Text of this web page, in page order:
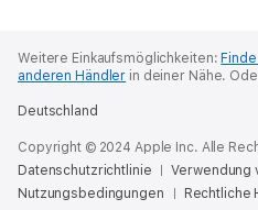
Weitere Einkaufsmöglichkeiten:
anderen Händler in deiner Nähe.
Deutschland
Copyright © 2024 Apple Inc. Alle
Datenschutzrichtlinie
Verwendung
Nutzungsbedingungen
Rechtliche